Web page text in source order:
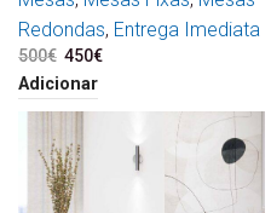
Redondas, Entrega Imediata
500€ O preço original era:
500€.
450€
Adicionar